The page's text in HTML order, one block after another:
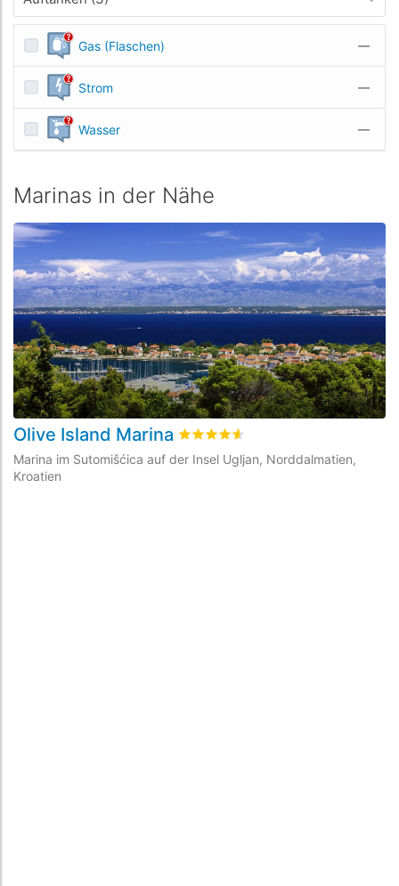
Gas (Flaschen) —
Strom —
Wasser —
Marinas in der Nähe
Olive Island Marina bewertet4.6
Marina im Sutomišćica auf der Insel Ugljan, Norddalmatien,
Kroatien